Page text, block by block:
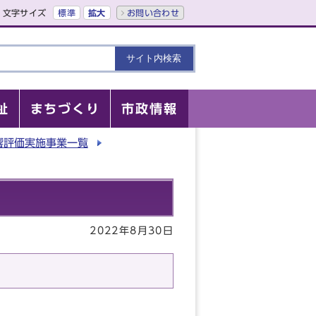
文字サイズ 標準 拡大 お問い合わせ
まちづくり 市政情報
価実施事業一覧
2022年8月30日